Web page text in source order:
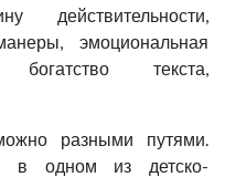
действительности,
эмоциональная
богатство текста,
разными путями.
в одном из детско-